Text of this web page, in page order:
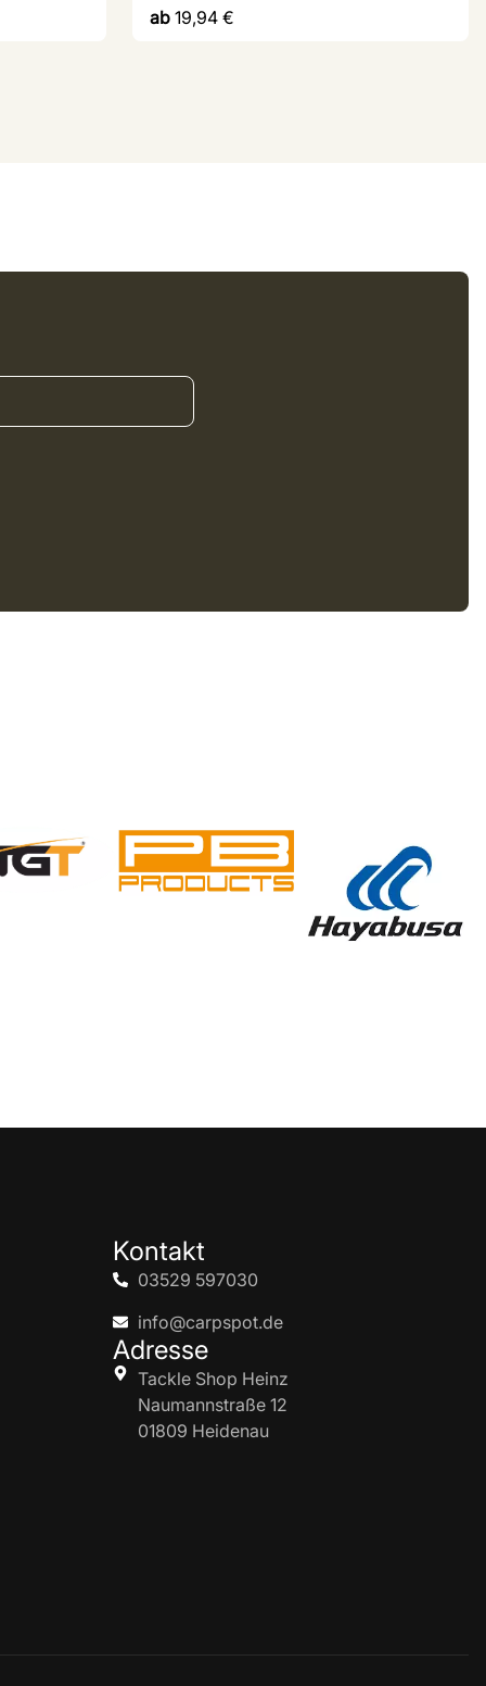
ab 19,94 €
Kontakt
03529 597030
info@carpspot.de
Adresse
Tackle Shop Heinz
Naumannstraße 12
01809 Heidenau